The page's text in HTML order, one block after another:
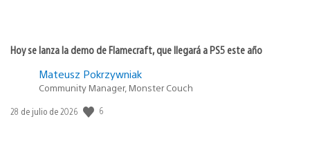
Hoy se lanza la demo de Flamecraft, que llegará a PS5 este año
Mateusz Pokrzywniak
Community Manager, Monster Couch
Fecha
28 de julio de 2026 6